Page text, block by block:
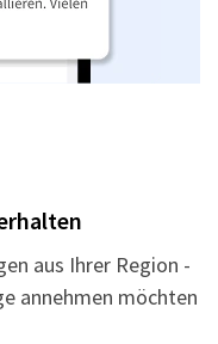
aus Ihrer Region -
annehmen möchten